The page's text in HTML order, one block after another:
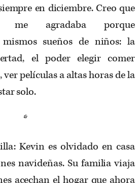
en diciembre. Creo que
me agradaba porque
sueños de niños: la
el poder elegir comer
películas a altas horas de la
solo.
*
Kevin es olvidado en casa
navideñas. Su familia viaja
acechan el hogar que ahora